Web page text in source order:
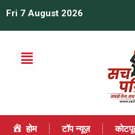
Fri 7 August 2026
होम टॉप न्यूज़